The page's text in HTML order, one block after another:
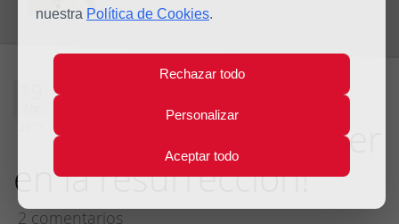
nuestra Política de Cookies.
Rechazar todo
Personalizar
Aceptar todo
¿Vender la
resurrección? ¡Creer
en la resurrección!
2 comentarios